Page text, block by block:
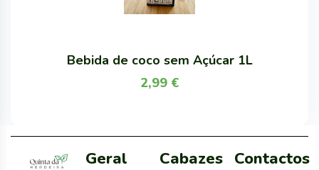
Bebida de coco sem Açúcar 1L
2,99 €
Geral Cabazes Contactos